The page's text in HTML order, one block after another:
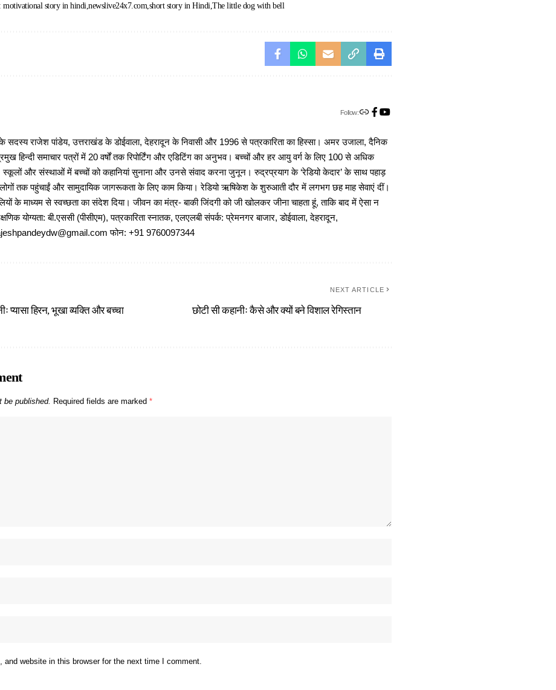
motivational story in hindi newslive24x7.com short story in Hindi The little dog with bell
Follow:
राजेश पांडेय, उत्तराखंड के डोईवाला, देहरादून के निवासी और 1996 से पत्रकारिता का हिस्सा। अमर उजाला, दैनिक
हिन्दी समाचार पत्रों में 20 वर्षों तक रिपोर्टिंग और एडिटिंग का अनुभव। बच्चों और हर आयु वर्ग के लिए 100 से अधिक
स्कूलों और संस्थाओं में बच्चों को कहानियां सुनाना और उनसे संवाद करना जुनून। रुद्रप्रयाग के ‘रेडियो केदार’ के साथ पहाड़
लोगों तक पहुंचाईं और सामुदायिक जागरूकता के लिए काम किया। रेडियो ऋषिकेश के शुरुआती दौर में लगभग छह माह सेवाएं दीं।
के माध्यम से स्वच्छता का संदेश दिया। जीवन का मंत्र- बाकी जिंदगी को जी खोलकर जीना चाहता हूं, ताकि बाद में ऐसा न
योग्यता: बी.एससी (पीसीएम), पत्रकारिता स्नातक, एलएलबी संपर्क: प्रेमनगर बाजार, डोईवाला, देहरादून,
फोन: +91 9760097344
प्यासा हिरन, भूखा व्यक्ति और बच्चा
NEXT ARTICLE
छोटी सी कहानीः कैसे और क्यों बने विशाल रेगिस्तान
be published. Required fields are marked *
and website in this browser for the next time I comment.